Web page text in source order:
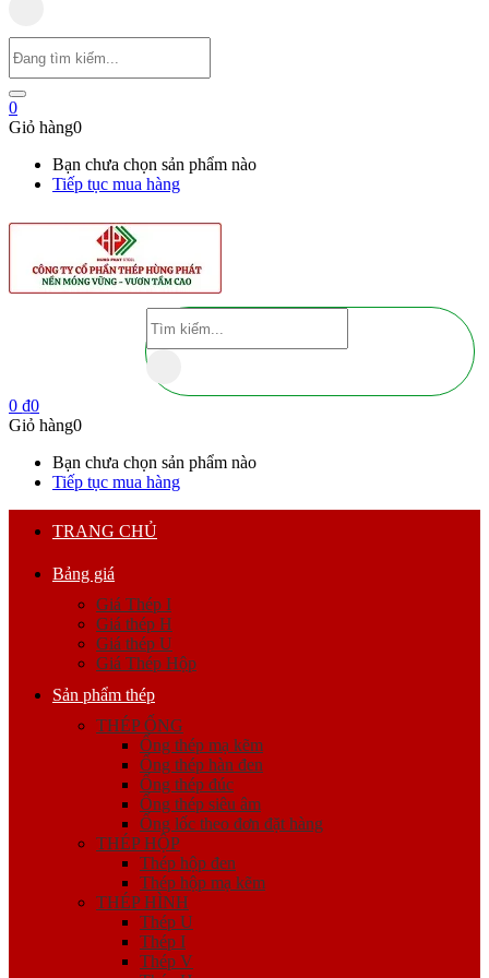
0
Giỏ hàng0
Bạn chưa chọn sản phẩm nào
Tiếp tục mua hàng
0 ₫0
Giỏ hàng0
Bạn chưa chọn sản phẩm nào
Tiếp tục mua hàng
TRANG CHỦ
Bảng giá
Giá Thép I
Giá thép H
Giá thép U
Giá Thép Hộp
Sản phẩm thép
THÉP ỐNG
Ống thép mạ kẽm
Ống thép hàn đen
Ống thép đúc
Ống thép siêu âm
Ống lốc theo đơn đặt hàng
THÉP HỘP
Thép hộp đen
Thép hộp mạ kẽm
THÉP HÌNH
Thép U
Thép I
Thép V